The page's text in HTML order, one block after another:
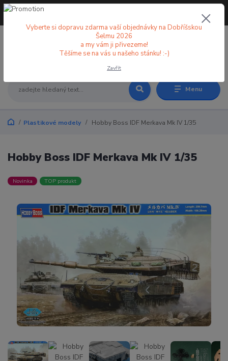
Menu
+420 773 998 582
Plastikové modely Hobby Boss IDF Merkava Mk IV 1/35
Hobby Boss IDF Merkava Mk IV 1/35
Novinka TOP produkt
Vyberte si dopravu zdarma vaší objednávky na Dobříšskou
Šelmu 2026
a my vám ji přivezeme!
Těšíme se na vás u našeho stánku! :-)
Zavřít